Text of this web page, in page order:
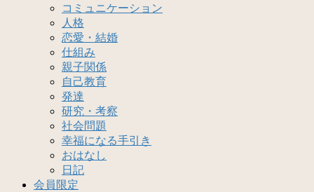
コミュニケーション
人格
恋愛・結婚
仕組み
親子関係
自己教育
発達
研究・考察
社会問題
幸福になる手引き
おはなし
日記
会員限定